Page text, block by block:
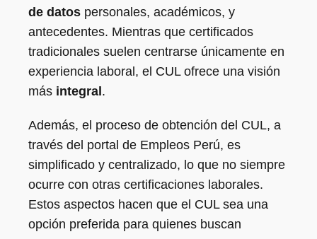
de datos personales, académicos, y
antecedentes. Mientras que certificados
tradicionales suelen centrarse únicamente en
experiencia laboral, el CUL ofrece una visión
más integral.
Además, el proceso de obtención del CUL, a
través del portal de Empleos Perú, es
simplificado y centralizado, lo que no siempre
ocurre con otras certificaciones laborales.
Estos aspectos hacen que el CUL sea una
opción preferida para quienes buscan